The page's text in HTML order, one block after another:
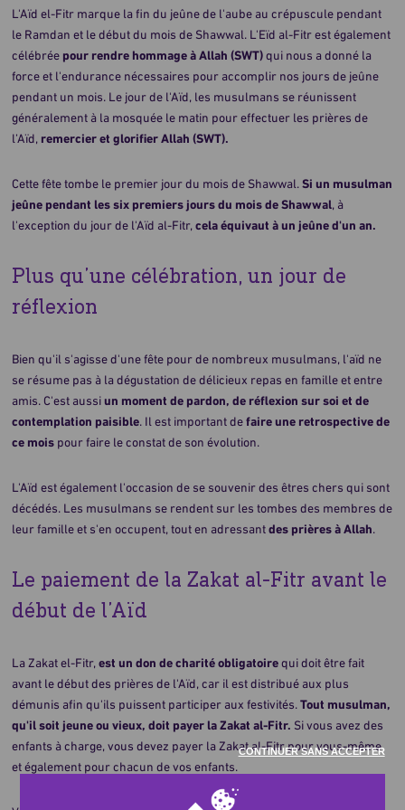
CONTINUER SANS ACCEPTER
octobre 2023
Des colis alimentaires ont été distribués à 240 420
personnes.
personnes.
10 018 858 repas chauds ont été distribués.
6 576 000 litres d'eau potable distribués.
personnes.
Des fournitures médicales ont été utiles à 65 000
patients.
L'Aïd el-Fitr marque la fin du jeûne de l'aube au crépuscule pendant
le Ramdan et le début du mois de Shawwal. L'Eïd al-Fitr est également
célébrée pour rendre hommage à Allah (SWT)qui nous a donné la
force et l'endurance nécessaires pour accomplir nos jours de jeûne
pendant un mois. Le jour de l'Aïd, les musulmans se réunissent
généralement à la mosquée le matin pour effectuer les prières de
l’Aïd, remercier et glorifier Allah (SWT).
Cette fête tombe le premier jour du mois de Shawwal.Si un musulman
jeûne pendant les six premiers jours du mois de Shawwal, à
l'exception du jour de l'Aïd al-Fitr,cela équivaut à un jeûne d'un an.
Plus qu’une célébration, un jour de
réflexion
Bien qu'il s'agisse d'une fête pour de nombreux musulmans, l'aïd ne
se résume pas à la dégustation de délicieux repas en famille et entre
amis. C'est aussiun moment de pardon, de réflexion sur soi et de
contemplation paisible. Il est important defaire une retrospective de
ce mois pour faire le constat de son évolution.
L'Aïd est également l'occasion de se souvenir des êtres chers qui sont
décédés. Les musulmans se rendent sur les tombes des membres de
leur famille et s'en occupent, tout en adressantdes prières à Allah.
Le paiement de la Zakat al-Fitr avant le
début de l’Aïd
La Zakat el-Fitr,est un don de charité obligatoirequi doit être fait
avant le début des prières de l'Aïd, car il est distribué aux plus
démunis afin qu'ils puissent participer aux festivités.Tout musulman,
qu'il soit jeune ou vieux, doit payer la Zakat al-Fitr. Si vous avez des
enfants à charge, vous devez payer la Zakat al-Fitr pour vous-même
et également pour chacun de vos enfants.